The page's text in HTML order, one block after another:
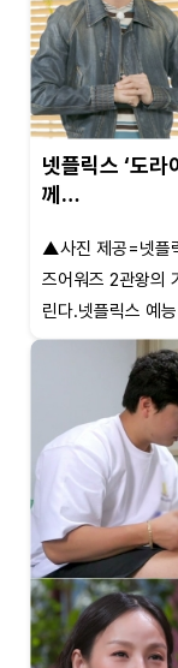
넷플릭스 ‘도라
께…
▲사진 제공=넷플
즈어워즈 2관왕의
린다.넷플릭스 예